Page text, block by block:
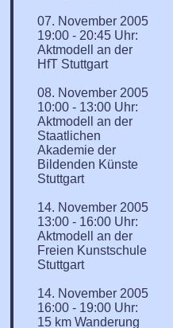
07. November 2005
19:00 - 20:45 Uhr:
Aktmodell an der
HfT Stuttgart
08. November 2005
10:00 - 13:00 Uhr:
Aktmodell an der
Staatlichen
Akademie der
Bildenden Künste
Stuttgart
14. November 2005
13:00 - 16:00 Uhr:
Aktmodell an der
Freien Kunstschule
Stuttgart
14. November 2005
16:00 - 19:00 Uhr:
15 km Wanderung